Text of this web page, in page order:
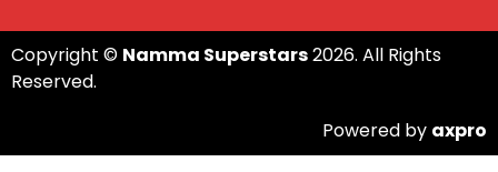
Copyright © Namma Superstars2026. All Rights
Reserved.
Powered by axpro